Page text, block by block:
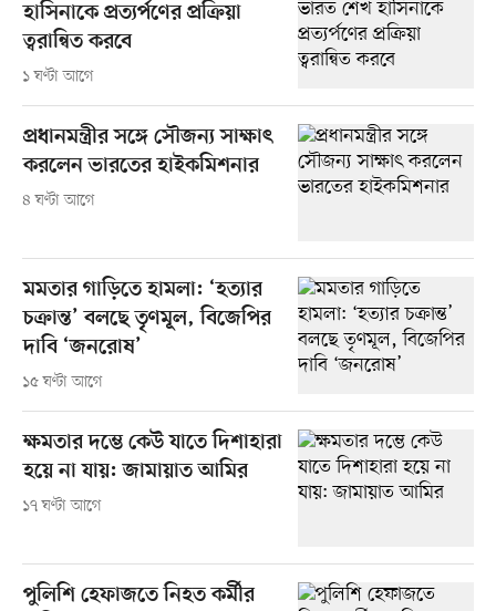
হাসিনাকে প্রত্যর্পণের প্রক্রিয়া
ত্বরান্বিত করবে
১ ঘণ্টা আগে
প্রধানমন্ত্রীর সঙ্গে সৌজন্য সাক্ষাৎ
করলেন ভারতের হাইকমিশনার
৪ ঘণ্টা আগে
মমতার গাড়িতে হামলা: ‘হত্যার
চক্রান্ত’ বলছে তৃণমূল, বিজেপির
দাবি ‘জনরোষ’
১৫ ঘণ্টা আগে
ক্ষমতার দম্ভে কেউ যাতে দিশাহারা
হয়ে না যায়: জামায়াত আমির
১৭ ঘণ্টা আগে
পুলিশি হেফাজতে নিহত কর্মীর